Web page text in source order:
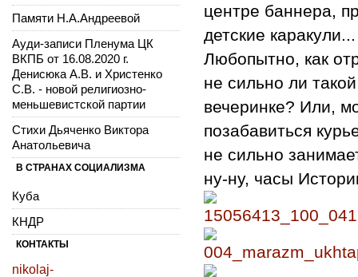
центре баннера,
детские каракули...
Любопытно, как
не сильно ли
вечеринке? Или,
позабавиться
не сильно
ну-ну, часы
Памяти Н.А.Андреевой
Ауди-записи Пленума ЦК
ВКПБ от 16.08.2020 г.
Денисюка А.В. и Христенко
С.В. - новой религиозно-
меньшевистской партии
Стихи Дьяченко Виктора
Анатольевича
В СТРАНАХ СОЦИАЛИЗМА
Куба
КНДР
КОНТАКТЫ
nikolaj-